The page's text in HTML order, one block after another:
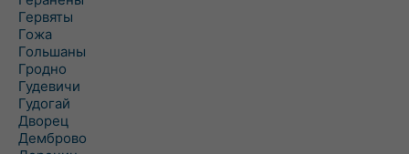
Гервяты
Гожа
Гольшаны
Гродно
Гудевичи
Гудогай
Дворец
Демброво